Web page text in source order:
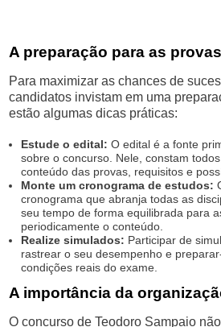
A preparação para as provas
Para maximizar as chances de
candidatos invistam em uma
estão algumas dicas práticas:
Estude o edital: O edital é a fonte
sobre o concurso. Nele, constam
conteúdo das provas, requisitos e
Monte um cronograma de estudos:
cronograma que abranja todas as
seu tempo de forma equilibrada para
periodicamente o conteúdo.
Realize simulados: Participar de
rastrear o seu desempenho e
condições reais do exame.
A importância da
O concurso de Teodoro Sampaio